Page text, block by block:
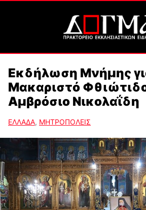
Εκδήλωση Μνήμης
Μακαριστό
Αμβρόσιο Νικολαΐδη
ΕΛΛΑΔΑ, ΜΗΤΡΟΠΟΛΕΙΣ